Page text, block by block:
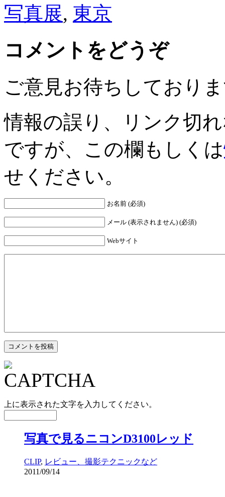
写真展, 東京
コメントをどうぞ
ご意見お待ちしており
情報の誤り、リンク切
ですが、この欄もしくは
せください。
お名前 (必須)
メール (表示されません) (必須)
Webサイト
上に表示された文字を入力してください。